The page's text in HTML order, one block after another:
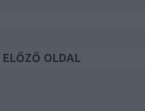
ELŐZŐ OLDAL